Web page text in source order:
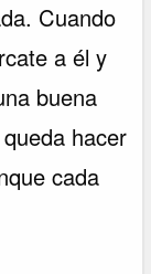
Cuando
a él y
buena
hacer
cada